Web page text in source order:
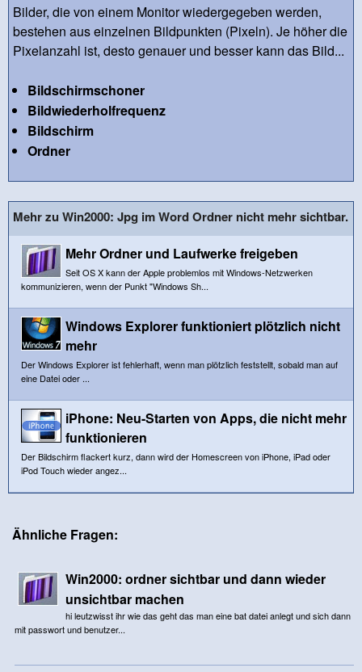
Bilder, die von einem Monitor wiedergegeben werden,
bestehen aus einzelnen Bildpunkten (Pixeln). Je höher die
Pixelanzahl ist, desto genauer und besser kann das Bild...
Bildschirmschoner
Bildwiederholfrequenz
Bildschirm
Ordner
Mehr zu Win2000: Jpg im Word Ordner nicht mehr sichtbar.
Mehr Ordner und Laufwerke freigeben
Seit OS X kann der Apple problemlos mit Windows-Netzwerken
kommunizieren, wenn der Punkt "Windows Sh...
Windows Explorer funktioniert plötzlich nicht
mehr
Der Windows Explorer ist fehlerhaft, wenn man plötzlich feststellt, sobald man auf
eine Datei oder ...
iPhone: Neu-Starten von Apps, die nicht mehr
funktionieren
Der Bildschirm flackert kurz, dann wird der Homescreen von iPhone, iPad oder
iPod Touch wieder angez...
Ähnliche Fragen:
Win2000: ordner sichtbar und dann wieder
unsichtbar machen
hi leutzwisst ihr wie das geht das man eine bat datei anlegt und sich dann
mit passwort und benutzer...